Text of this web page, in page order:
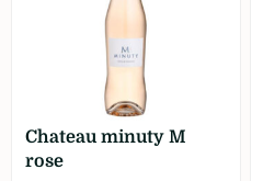
Chateau minuty M
rose